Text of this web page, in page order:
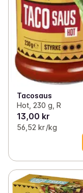
Tacosaus
Hot, 230 g, R
13,00 kr
56,52 kr /kg